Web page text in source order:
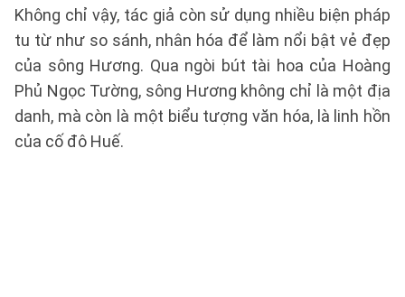
Không chỉ vậy, tác giả còn sử dụng nhiều biện pháp
tu từ như so sánh, nhân hóa để làm nổi bật vẻ đẹp
của sông Hương. Qua ngòi bút tài hoa của Hoàng
Phủ Ngọc Tường, sông Hương không chỉ là một địa
danh, mà còn là một biểu tượng văn hóa, là linh hồn
của cố đô Huế.